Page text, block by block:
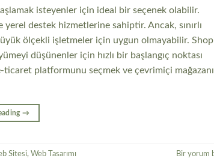
isteyenler için ideal bir seçenek olabilir.
destek hizmetlerine sahiptir. Ancak, sınırlı
ölçekli işletmeler için uygun olmayabilir.
düşünenler için hızlı bir başlangıç noktası
platformunu seçmek ve çevrimiçi
→
Sitesi, Web Tasarımı Bir yorum